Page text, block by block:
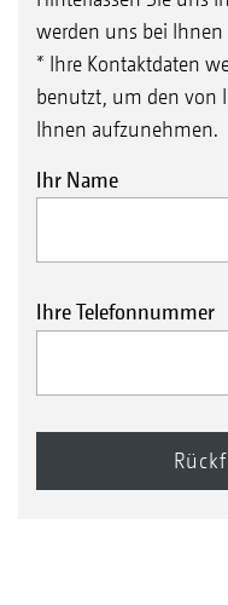
werden uns bei
* Ihre Kontaktdaten
benutzt, um den von
Ihnen aufzunehmen.
Ihr Name
Ihre Telefonnummer